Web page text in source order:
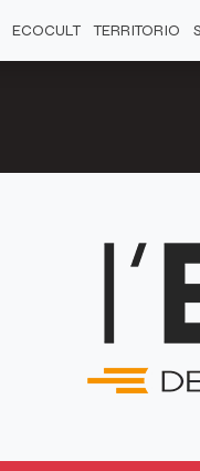
ECOCULT TERRITORIO